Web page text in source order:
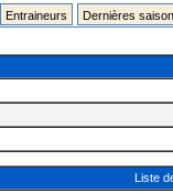
Entraineurs Dernières
Liste